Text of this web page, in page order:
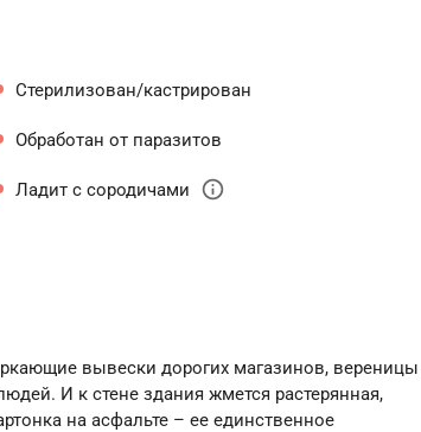
Стерилизован/кастрирован
Обработан от паразитов
Ладит с сородичами info
вывески дорогих магазинов, вереницы
И к стене здания жмется растерянная,
на асфальте – ее единственное